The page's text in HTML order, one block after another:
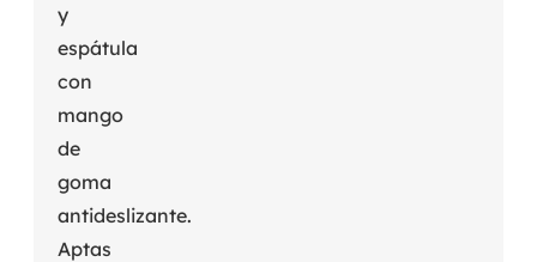
y
espátula
con
mango
de
goma
antideslizante.
Aptas